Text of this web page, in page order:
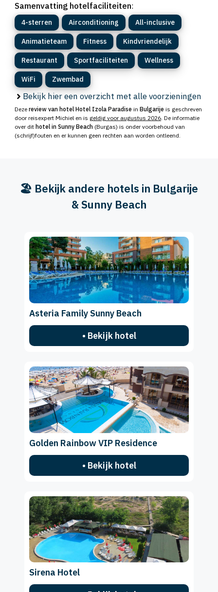
Samenvatting hotelfaciliteiten:
4-sterren Airconditioning All-inclusive
Animatieteam Fitness Kindvriendelijk
Restaurant Sportfaciliteiten Wellness
WiFi Zwembad
Bekijk hier een overzicht met alle voorzieningen
Deze review van hotel Hotel Izola Paradise in Bulgarije is geschreven
door reisexpert Michiel en is geldig voor augustus 2026. De informatie
over dit hotel in Sunny Beach (Burgas) is onder voorbehoud van
(schrijf)fouten en er kunnen geen rechten aan worden ontleend.
🏖️ Bekijk andere hotels in Bulgarije
& Sunny Beach
Asteria Family Sunny Beach
• Bekijk hotel
Golden Rainbow VIP Residence
• Bekijk hotel
Sirena Hotel